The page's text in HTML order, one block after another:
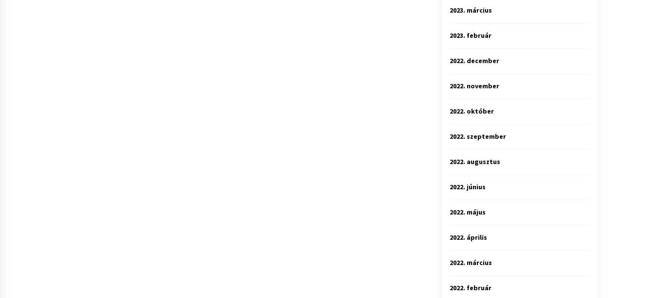
2023. március
2023. február
2022. december
2022. november
2022. október
2022. szeptember
2022. augusztus
2022. június
2022. május
2022. április
2022. március
2022. február